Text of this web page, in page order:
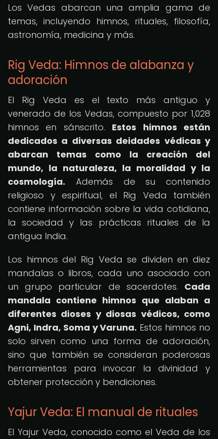
Los Vedas abarcan una amplia gama de
temas, incluyendo himnos, rituales, filosofía,
astronomía, medicina y más.
Rig Veda: Himnos de alabanza y
adoración
El Rig Veda es el texto más antiguo y
venerado de los Vedas, compuesto por 1,028
himnos en sánscrito. Estos himnos están
dedicados a diversas deidades védicas y
abarcan temas como la creación del
mundo, la naturaleza, la moralidad y la
cosmología. Además de su contenido
religioso y espiritual, el Rig Veda también
contiene información sobre la vida cotidiana,
la sociedad y las prácticas rituales de la
antigua India.
Los himnos del Rig Veda se dividen en diez
mandalas o libros, cada uno asociado con
un grupo particular de sacerdotes. Cada
mandala contiene himnos que alaban a
diferentes dioses y diosas védicos, como
Agni, Indra, Soma y Varuna. Estos himnos no
solo sirven como una forma de adoración,
sino que también se consideran poderosas
herramientas para invocar la divinidad y
obtener protección y bendiciones.
Yajur Veda: El manual de rituales
El Yajur Veda, conocido como el Veda de los